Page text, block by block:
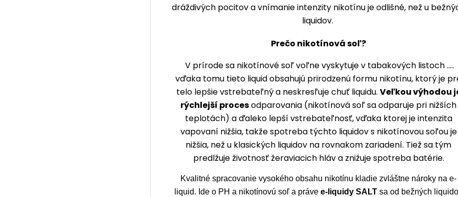
dráždivých pocitov a vnímanie intenzity nikotínu je odlišné, než u
liquidov.
Prečo nikotínová soľ?
V prírode sa nikotínové soľ voľne vyskytuje v tabakových listoch .....
vďaka tomu tieto liquid obsahujú prirodzenú formu nikotínu, ktorý je
telo lepšie vstrebateľný a neskresľuje chuť liquidu. Veľkou výhodou
rýchlejší procesodparovania (nikotínová soľ sa odparuje pri nižších
teplotách) a ďaleko lepší vstrebateľnosť, vďaka ktorej je intenzita
vapovaní nižšia, takže spotreba týchto liquidov s nikotínovou soľou je
nižšia, než u klasických liquidov na rovnakom zariadení. Tiež sa tým
predlžuje životnosť žeraviacich hláv a znižuje spotreba batérie.
Kvalitné spracovanie vysokého obsahu nikotínu kladie zvláštne nároky na e-
liquid. Ide o PH a nikotínovú soľ a právee-liquidy SALT sa od bežných